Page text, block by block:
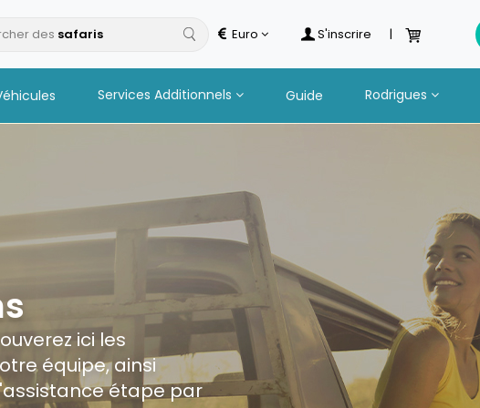
des s Euro S'inscrire |
Services Additionnels Guide Rodrigues
ici les
équipe, ainsi
étape par